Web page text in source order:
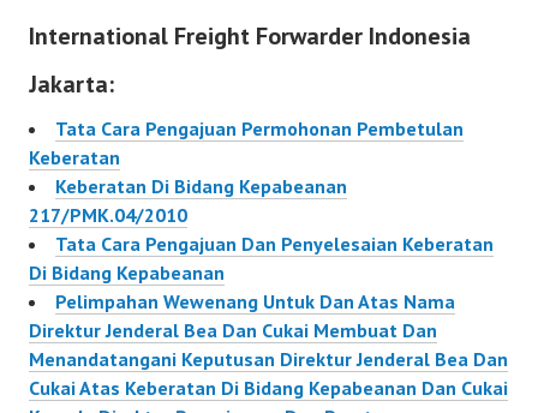
International Freight Forwarder Indonesia
Jakarta:
Tata Cara Pengajuan Permohonan Pembetulan
Keberatan
Keberatan Di Bidang Kepabeanan
217/PMK.04/2010
Tata Cara Pengajuan Dan Penyelesaian Keberatan
Di Bidang Kepabeanan
Pelimpahan Wewenang Untuk Dan Atas Nama
Direktur Jenderal Bea Dan Cukai Membuat Dan
Menandatangani Keputusan Direktur Jenderal Bea Dan
Cukai Atas Keberatan Di Bidang Kepabeanan Dan Cukai